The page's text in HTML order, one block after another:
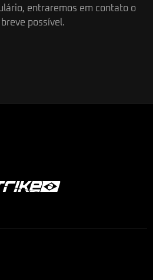
entraremos em contato o
possível.